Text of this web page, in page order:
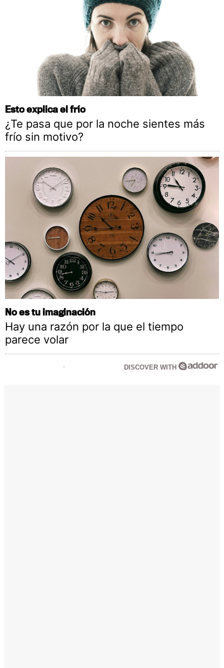
Esto explica el frío
¿Te pasa que por la noche sientes más
frío sin motivo?
No es tu imaginación
Hay una razón por la que el tiempo
parece volar
DISCOVER WITH